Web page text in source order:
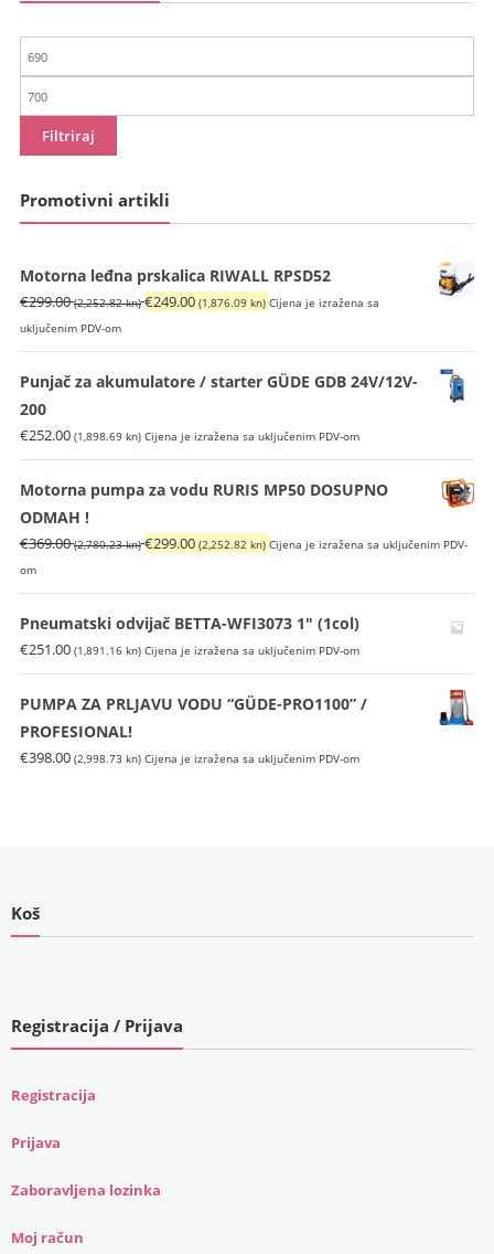
Min
cijena
Maks
cijena
Filtriraj
Promotivni artikli
Motorna leđna prskalica RIWALL RPSD52
€299.00 (2,252.82 kn)Izvorna
bila
je:
€249.00 (1,876.09 kn) Trenutna
je:
€249.00
kn).
Cijena je izražena sa
uključenim PDV-om
Punjač za akumulatore / starter GÜDE GDB 24V/12V-
200
€252.00 (1,898.69 kn) Cijena je izražena sa uključenim PDV-om
Motorna pumpa za vodu RURIS MP50 DOSUPNO
ODMAH !
€369.00 (2,780.23 kn)Izvorna
bila
je:
€369.00
(2,780.23
kn).
€299.00 (2,252.82 kn) Trenutna
je:
€299.00
(2,252.82
kn).
Cijena je izražena sa uključenim PDV-
om
Pneumatski odvijač BETTA-WFI3073 1″ (1col)
€251.00 (1,891.16 kn) Cijena je izražena sa uključenim PDV-om
PUMPA ZA PRLJAVU VODU “GÜDE-PRO1100” /
PROFESIONAL!
€398.00 (2,998.73 kn) Cijena je izražena sa uključenim PDV-om
Koš
Registracija / Prijava
Registracija
Prijava
Zaboravljena lozinka
Moj račun